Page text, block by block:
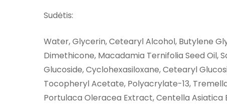
Sudėtis:
Water, Glycerin, Cetearyl Alcohol, Butylene
Dimethicone, Macadamia Ternifolia Seed Oil,
Glucoside, Cyclohexasiloxane, Cetearyl
Tocopheryl Acetate, Polyacrylate-13,
Portulaca Oleracea Extract, Centella